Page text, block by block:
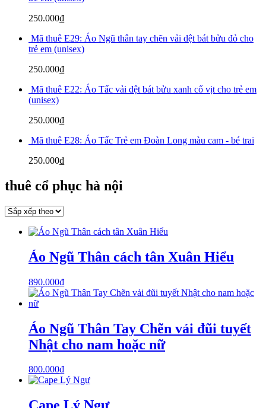
250.000₫
Mã thuê E29: Áo Ngũ thân tay chẽn vải dệt bát bửu đỏ cho
trẻ em (unisex)
250.000₫
Mã thuê E22: Áo Tấc vải dệt bát bửu xanh cổ vịt cho trẻ em
(unisex)
250.000₫
Mã thuê E28: Áo Tấc Trẻ em Đoàn Long màu cam - bé trai
250.000₫
thuê cổ phục hà nội
Áo Ngũ Thân cách tân Xuân Hiểu
890.000₫
Áo Ngũ Thân Tay Chẽn vải đũi tuyết
Nhật cho nam hoặc nữ
800.000₫